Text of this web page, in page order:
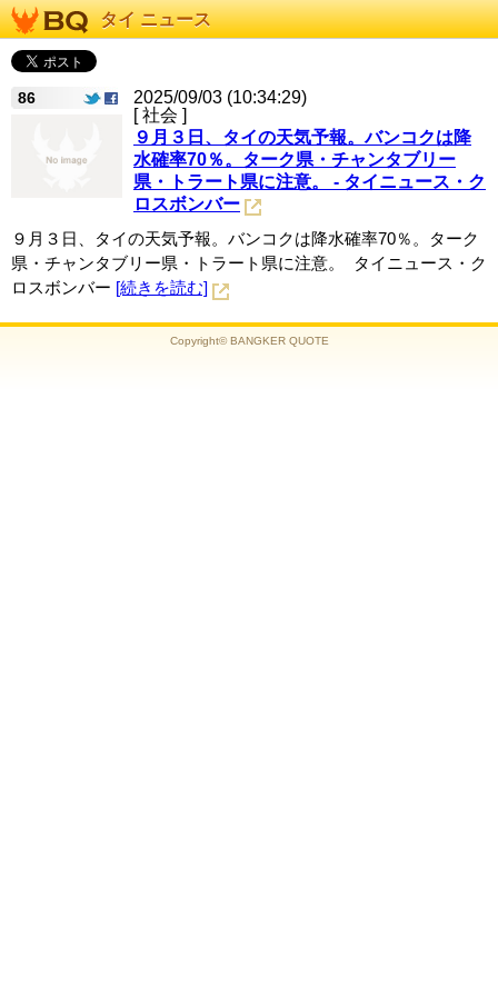
タイ ニュース
86
2025/09/03 (10:34:29)
[ 社会 ]
９月３日、タイの天気予報。バンコクは降
水確率70％。ターク県・チャンタブリー
県・トラート県に注意。 - タイニュース・ク
ロスボンバー
９月３日、タイの天気予報。バンコクは降水確率70％。ターク
県・チャンタブリー県・トラート県に注意。 タイニュース・ク
ロスボンバー [続きを読む]
Copyright© BANGKER QUOTE